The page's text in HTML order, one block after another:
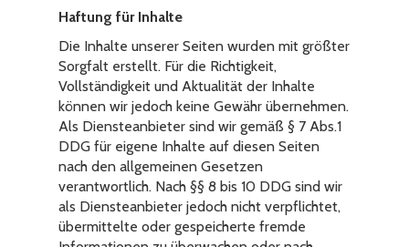
Haftung für Inhalte
Die Inhalte unserer Seiten wurden mit größter
Sorgfalt erstellt. Für die Richtigkeit,
Vollständigkeit und Aktualität der Inhalte
können wir jedoch keine Gewähr übernehmen.
Als Diensteanbieter sind wir gemäß § 7 Abs.1
DDG für eigene Inhalte auf diesen Seiten
nach den allgemeinen Gesetzen
verantwortlich. Nach §§ 8 bis 10 DDG sind wir
als Diensteanbieter jedoch nicht verpflichtet,
übermittelte oder gespeicherte fremde